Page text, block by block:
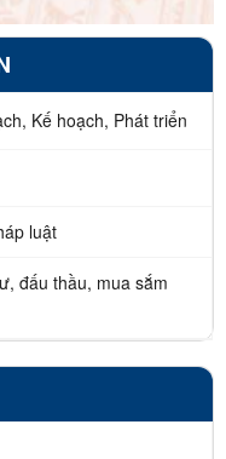
Kế hoạch, Phát triển
luật
đấu thầu, mua sắm